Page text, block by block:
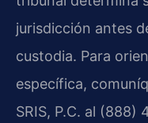
jurisdicción antes
custodia. Para
específica,
SRIS, P.C. al (888)